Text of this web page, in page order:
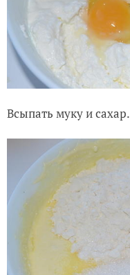
Всыпать муку и сахар.